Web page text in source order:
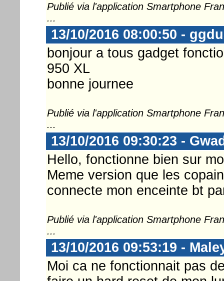
Publié via l'application Smartphone
...
13/10/2016 08:00:50 -
bonjour a tous gadget
950 XL
bonne journee
Publié via l'application Smartphone
...
13/10/2016 09:30:23 -
Hello, fonctionne bien sur
Meme version que les
connecte mon enceinte bt
Publié via l'application Smartphone
...
13/10/2016 09:53:19 -
Moi ca ne fonctionnait pas